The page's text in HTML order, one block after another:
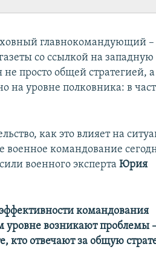
главнокомандующий –
со ссылкой на западную
просто общей стратегией, а
уровне полковника: в
как это влияет на
военное командование
военного экспертаЮрия
командования
возникают проблемы –
кто отвечают за общую